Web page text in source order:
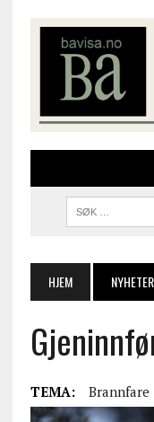
HJEM NYHETER
TEMA: Brannfare